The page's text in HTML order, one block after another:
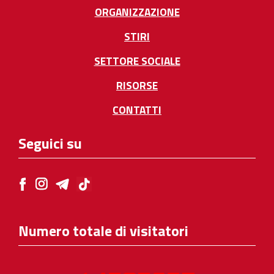
ORGANIZZAZIONE
STIRI
SETTORE SOCIALE
RISORSE
CONTATTI
Seguici su
Numero totale di visitatori